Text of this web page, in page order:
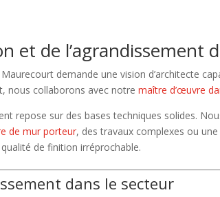
et de l’agrandissement
demande une vision d’architecte
nous collaborons avec notremaître d’œuvre
repose sur des bases techniques solides.
de mur porteur, des travaux complexes ou
de finition irréprochable.
dans le secteur